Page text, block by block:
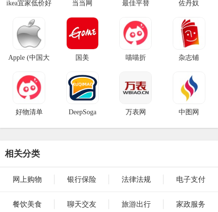
ikea宜家低价好
当当网 最佳平替 佐丹奴
Apple (中国大
国美 喵喵折 杂志铺
好物清单 DeepSoga 万表网 中图网
相关分类
网上购物 银行保险 法律法规 电子支付
餐饮美食 聊天交友 旅游出行 家政服务